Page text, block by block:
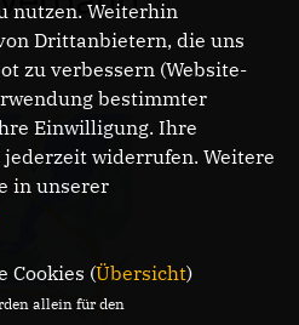
nutzen. Weiterhin
Drittanbietern, die uns
zu verbessern (Website-
bestimmter
Einwilligung. Ihre
widerrufen. Weitere
in unserer
Cookies (Übersicht)
allein für den